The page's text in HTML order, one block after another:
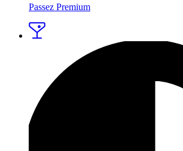
Passez Premium